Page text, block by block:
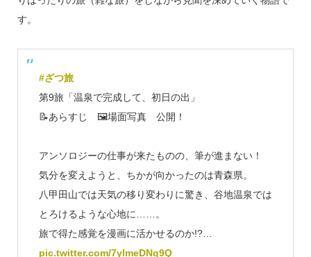
す。
#ざつ旅
第9旅「温泉で完成して、初日の出」
📝あらすじ 🖼場面写真 公開！
アンソロジーの仕事が来たものの、筆が進まない！
気分を変えようと、ちかが向かったのは青森県。
八甲田山では天気の移り変わりに驚き、谷地温泉では
とろけるような心地に……。
旅で得た感覚を漫画に活かせるのか!?…
pic.twitter.com/7ylmeDNg9Q